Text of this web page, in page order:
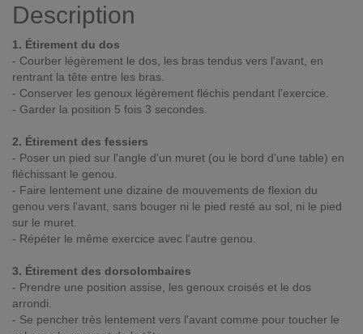
Description
1. Étirement du dos
- Courber légèrement le dos, les bras tendus vers l'avant, en
rentrant la tête entre les bras.
- Conserver les genoux légèrement fléchis pendant l'exercice.
- Garder la position 5 fois 3 secondes.
2. Étirement des fessiers
- Poser un pied sur l'angle d'un muret (ou le bord d'une table) en
fléchissant le genou.
- Faire lentement une dizaine de mouvements de flexion du
genou vers l'avant, sans bouger ni le pied resté au sol, ni le pied
sur le muret.
- Répéter le même exercice avec l'autre genou.
3. Étirement des dorsolombaires
- Prendre une position assise, les genoux croisés et le dos
arrondi.
- Se pencher très lentement vers l'avant comme pour toucher le